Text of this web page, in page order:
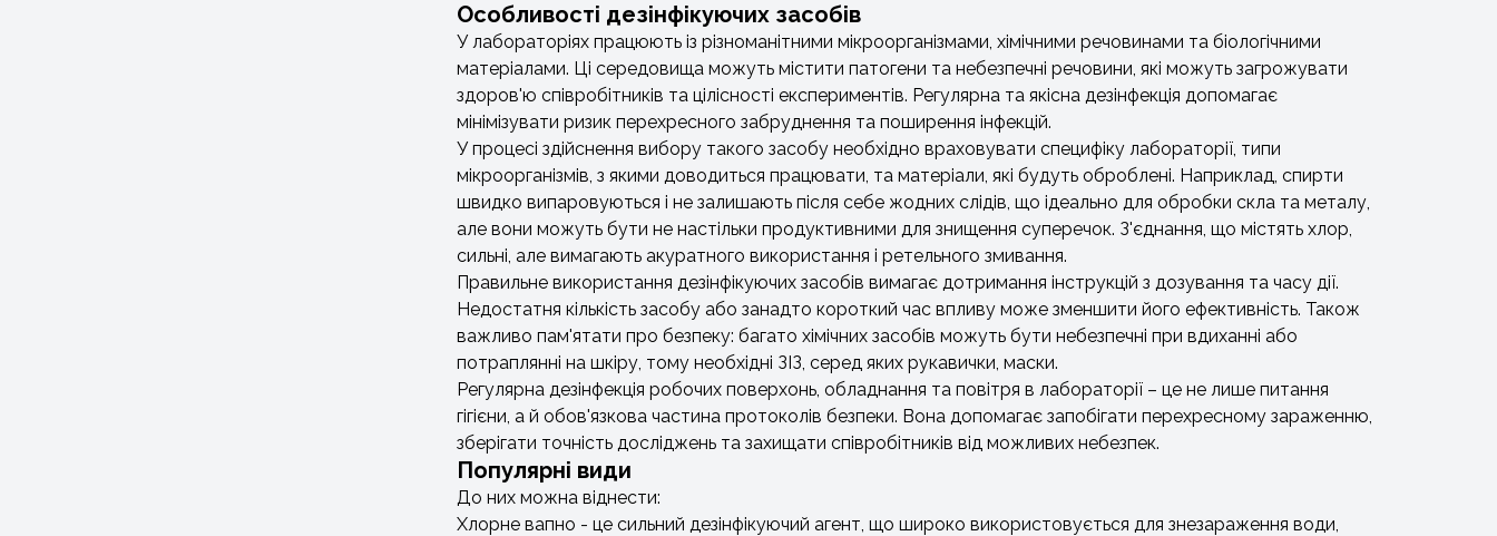
Особливості дезінфікуючих засобів
У лабораторіях працюють із різноманітними мікроорганізмами, хімічними речовинами та біологічними
матеріалами. Ці середовища можуть містити патогени та небезпечні речовини, які можуть загрожувати
здоров'ю співробітників та цілісності експериментів. Регулярна та якісна дезінфекція допомагає
мінімізувати ризик перехресного забруднення та поширення інфекцій.
У процесі здійснення вибору такого засобу необхідно враховувати специфіку лабораторії, типи
мікроорганізмів, з якими доводиться працювати, та матеріали, які будуть оброблені. Наприклад, спирти
швидко випаровуються і не залишають після себе жодних слідів, що ідеально для обробки скла та металу,
але вони можуть бути не настільки продуктивними для знищення суперечок. З'єднання, що містять хлор,
сильні, але вимагають акуратного використання і ретельного змивання.
Правильне використання дезінфікуючих засобів вимагає дотримання інструкцій з дозування та часу дії.
Недостатня кількість засобу або занадто короткий час впливу може зменшити його ефективність. Також
важливо пам'ятати про безпеку: багато хімічних засобів можуть бути небезпечні при вдиханні або
потраплянні на шкіру, тому необхідні ЗІЗ, серед яких рукавички, маски.
Регулярна дезінфекція робочих поверхонь, обладнання та повітря в лабораторії – це не лише питання
гігієни, а й обов'язкова частина протоколів безпеки. Вона допомагає запобігати перехресному зараженню,
зберігати точність досліджень та захищати співробітників від можливих небезпек.
Популярні види
До них можна віднести:
Хлорне вапно - це сильний дезінфікуючий агент, що широко використовується для знезараження води,